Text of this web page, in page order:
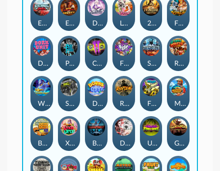
Eternal Duel EPIC BULLETS & BOUNTY Dusk Princess Le Bunny 2 Wild 2 Die Fist Of Destruction
Dork Unit Pray for Three Chaos Crew 2 Fighter Pit Stormforged Rusty & Curly
Wishbringer Slayers Inc Dorks of The Deep Rotten FRKN Bananas Marlin Master
Benny The Beer Xmas Drop Bloodthirst Densho Undead Fortune Gladiator Legends